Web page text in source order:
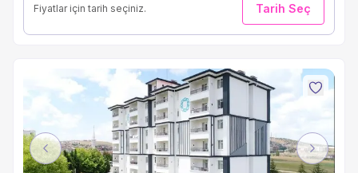
Fiyatlar için tarih seçiniz. Tarih Seç
Previous Next